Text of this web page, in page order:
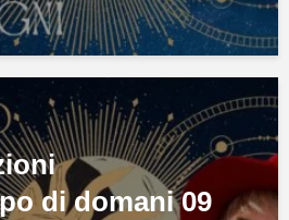
di domani 09